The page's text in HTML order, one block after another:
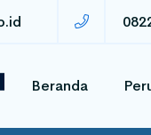
Beranda